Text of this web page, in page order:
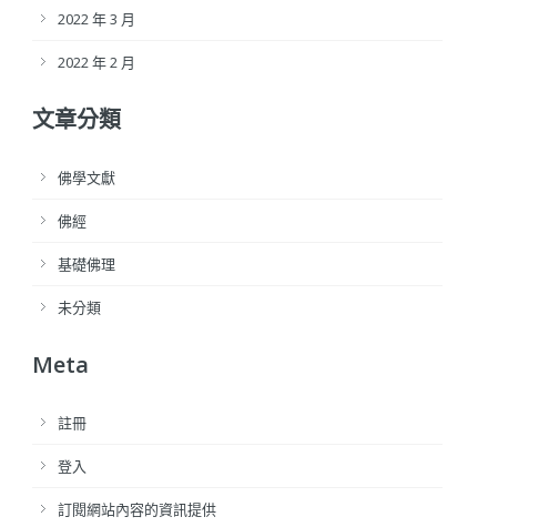
2022 年 3 月
2022 年 2 月
文章分類
佛學文獻
佛經
基礎佛理
未分類
Meta
註冊
登入
訂閱網站內容的資訊提供